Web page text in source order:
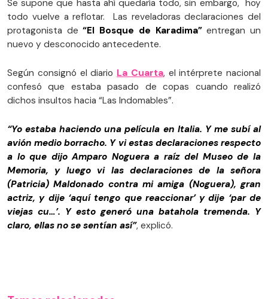
Se supone que hasta ahí quedaría todo, sin embargo, hoy
todo vuelve a reflotar. Las reveladoras declaraciones del
protagonista de“El Bosque de Karadima”entregan un
nuevo y desconocido antecedente.
Según consignó el diario La Cuarta, el intérprete nacional
confesó que estaba pasado de copas cuando realizó
dichos insultos hacia “Las Indomables”.
“Yo estaba haciendo una película en Italia. Y me subí al
avión medio borracho. Y vi estas declaraciones respecto
a lo que dijo Amparo Noguera a raíz del Museo de la
Memoria, y luego vi las declaraciones de la señora
(Patricia) Maldonado contra mi amiga (Noguera), gran
actriz, y dije ‘aquí tengo que reaccionar’ y dije ‘par de
viejas cu…’. Y esto generó una batahola tremenda. Y
claro, ellas no se sentían así”, explicó.